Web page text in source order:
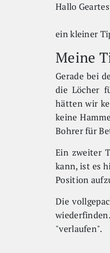
Hallo
ein kleiner
Meine
Gerade bei
die Löcher
hätten wir
keine
Bohrer für
Ein zweiter
kann, ist es
Position
Die
"verlaufen".